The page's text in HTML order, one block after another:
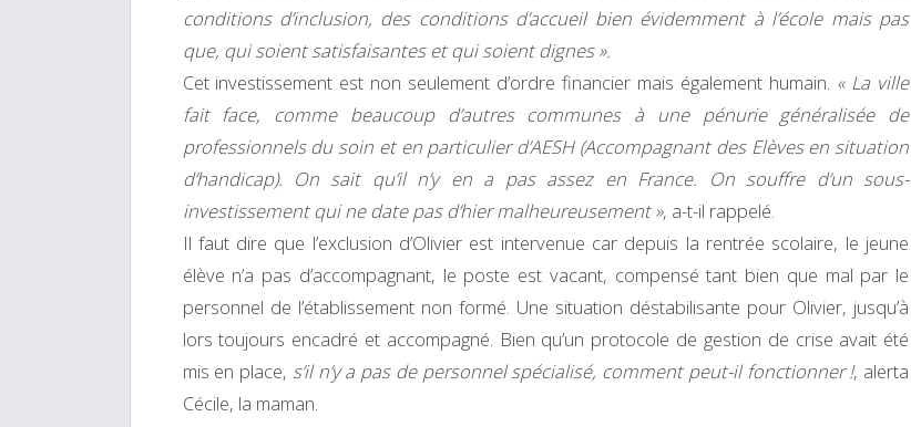
conditions d’inclusion, des conditions d’accueil bien évidemment à l’école mais pas
que, qui soient satisfaisantes et qui soient dignes ».
Cet investissement est non seulement d’ordre financier mais également humain. « La ville
fait face, comme beaucoup d’autres communes à une pénurie généralisée de
professionnels du soin et en particulier d’AESH (Accompagnant des Elèves en situation
d’handicap). On sait qu’il n’y en a pas assez en France. On souffre d’un sous-
investissement qui ne date pas d’hier malheureusement », a-t-il rappelé.
Il faut dire que l’exclusion d’Olivier est intervenue car depuis la rentrée scolaire, le jeune
élève n’a pas d’accompagnant, le poste est vacant, compensé tant bien que mal par le
personnel de l’établissement non formé. Une situation déstabilisante pour Olivier, jusqu’à
lors toujours encadré et accompagné. Bien qu’un protocole de gestion de crise avait été
mis en place, s’il n’y a pas de personnel spécialisé, comment peut-il fonctionner !, alerta
Cécile, la maman.